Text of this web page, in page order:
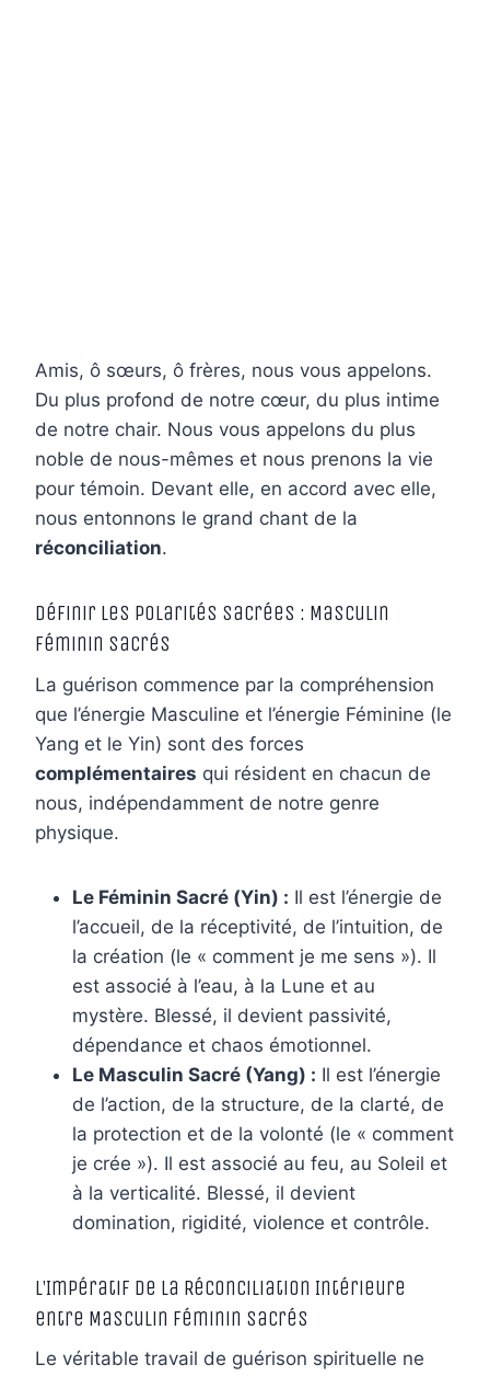
Amis, ô sœurs, ô frères, nous vous appelons.
Du plus profond de notre cœur, du plus intime
de notre chair. Nous vous appelons du plus
noble de nous-mêmes et nous prenons la vie
pour témoin. Devant elle, en accord avec elle,
nous entonnons le grand chant de la
réconciliation.
Définir les Polarités Sacrées : Masculin
Féminin Sacrés
La guérison commence par la compréhension
que l’énergie Masculine et l’énergie Féminine (le
Yang et le Yin) sont des forces
complémentaires qui résident en chacun de
nous, indépendamment de notre genre
physique.
Le Féminin Sacré (Yin) : Il est l’énergie de
l’accueil, de la réceptivité, de l’intuition, de
la création (le « comment je me sens »). Il
est associé à l’eau, à la Lune et au
mystère. Blessé, il devient passivité,
dépendance et chaos émotionnel.
Le Masculin Sacré (Yang) : Il est l’énergie
de l’action, de la structure, de la clarté, de
la protection et de la volonté (le « comment
je crée »). Il est associé au feu, au Soleil et
à la verticalité. Blessé, il devient
domination, rigidité, violence et contrôle.
L’Impératif de la Réconciliation Intérieure
entre Masculin Féminin Sacrés
Le véritable travail de guérison spirituelle ne